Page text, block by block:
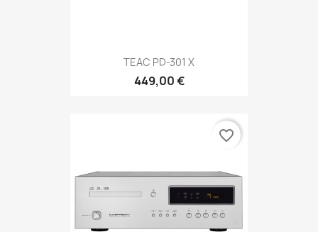
TEAC PD-301 X
449,00 €
favorite_border